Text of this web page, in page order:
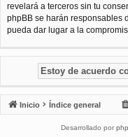
revelará a terceros sin tu
phpBB se harán responsables
pueda dar lugar a la
Inicio Índice general
Desarrollado por